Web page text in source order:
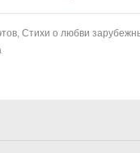
, Стихи о любви